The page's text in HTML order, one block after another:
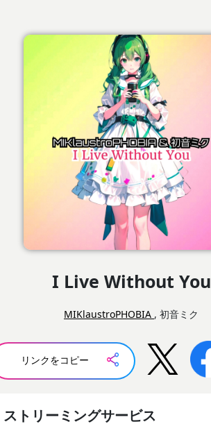
I Live Without You
MIKlaustroPHOBIA , 初音ミク
リンクをコピー
ストリーミングサービス